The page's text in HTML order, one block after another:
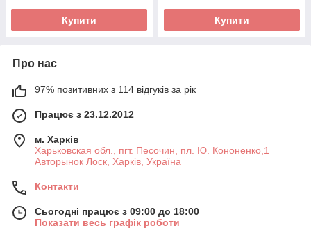
Купити Купити
Про нас
97% позитивних з 114 відгуків за рік
Працює з 23.12.2012
м. Харків
Харьковская обл., пгт. Песочин, пл. Ю. Кононенко,1
Авторынок Лоск, Харків, Україна
Контакти
Сьогодні працює з 09:00 до 18:00
Показати весь графік роботи